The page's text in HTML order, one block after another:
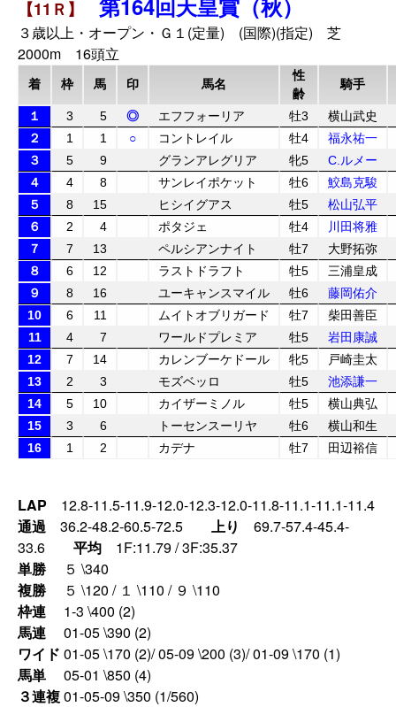
【11Ｒ】 第164回天皇賞（秋）
３歳以上・オープン・Ｇ１(定量) (国際)(指定) 芝
2000m 16頭立
着 枠 馬 印 馬名
性
齢
騎手
１ 3 5 ◎ エフフォーリア 牡3
横山武史
２
1 1 ○ コントレイル 牡4
福永祐一
３
5 9 グランアレグリア 牝5
C.ルメー
４
4 8 サンレイポケット 牡6
鮫島克駿
５
8 15 ヒシイグアス 牡5
松山弘平
６
2 4 ポタジェ 牡4
川田将雅
７
7 13 ペルシアンナイト 牡7
大野拓弥
８
6 12 ラストドラフト 牡5
三浦皇成
９
8 16 ユーキャンスマイル 牡6
藤岡佑介
10
6 11 ムイトオブリガード 牡7
柴田善臣
11
4 7 ワールドプレミア 牡5
岩田康誠
12
7 14 カレンブーケドール 牝5
戸崎圭太
13
2 3 モズベッロ 牡5
池添謙一
14
5 10 カイザーミノル 牡5
横山典弘
15
3 6 トーセンスーリヤ 牡6
横山和生
16
1 2 カデナ 牡7 田辺裕信
LAP 12.8-11.5-11.9-12.0-12.3-12.0-11.8-11.1-11.1-11.4
通過 36.2-48.2-60.5-72.5 上り 69.7-57.4-45.4-
33.6 平均 1F:11.79 / 3F:35.37
単勝
５ \340
複勝
５ \120 / １ \110 / ９ \110
枠連
1-3 \400 (2)
馬連
01-05 \390 (2)
ワイド 01-05 \170 (2)/ 05-09 \200 (3)/ 01-09 \170 (1)
馬単
05-01 \850 (4)
３連複01-05-09 \350 (1/560)